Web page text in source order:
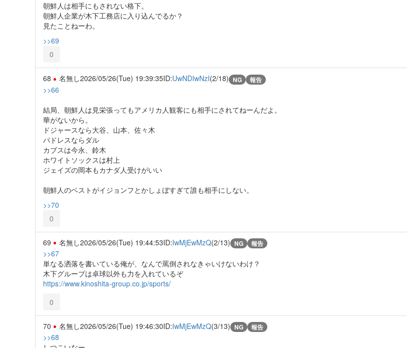
朝鮮人は相手にもされない格下。
朝鮮人企業が木下工務店に入り込んでるか？
見たことねーわ。
>>69
0
68 名無し2026/05/26(Tue) 19:39:35ID:UwNDIwNzI(2/18) NG 報告
>>66
結局、朝鮮人は見栄張ってもアメリカ人観客にも相手にされてねーんだよ。
華がないから。
ドジャースなら大谷、山本、佐々木
パドレスならダル
カブスは今永、鈴木
ホワイトソックスは村上
ジェイズの岡本もカナダ人受けがいい
朝鮮人のベストがイジョンフとかしょぼすぎて誰も相手にしない。
>>70
0
69 名無し2026/05/26(Tue) 19:44:53ID:IwMjEwMzQ(2/13) NG 報告
>>67
単なる洒落を書いている俺が、なんで罵倒されなきゃいけないわけ？
木下グループは卓球以外も力を入れているぞ
https://www.kinoshita-group.co.jp/sports/
0
70 名無し2026/05/26(Tue) 19:46:30ID:IwMjEwMzQ(3/13) NG 報告
>>68